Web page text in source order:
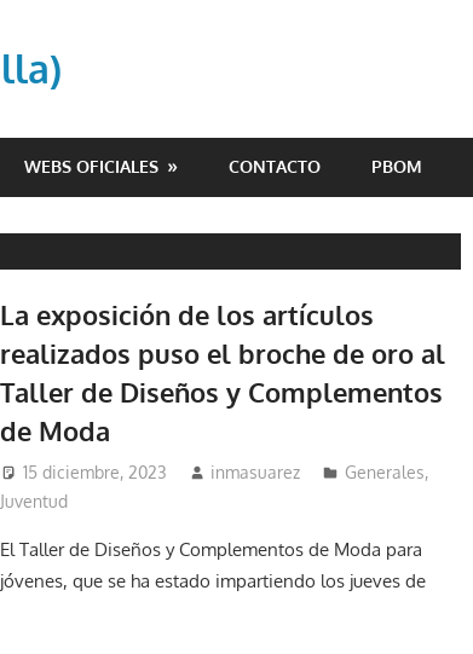
WEBS OFICIALES CONTACTO PBOM
La exposición de los artículos
realizados puso el broche de oro al
Taller de Diseños y Complementos
de Moda
15 diciembre, 2023 inmasuarez Generales,
Juventud
El Taller de Diseños y Complementos de Moda para
jóvenes, que se ha estado impartiendo los jueves de